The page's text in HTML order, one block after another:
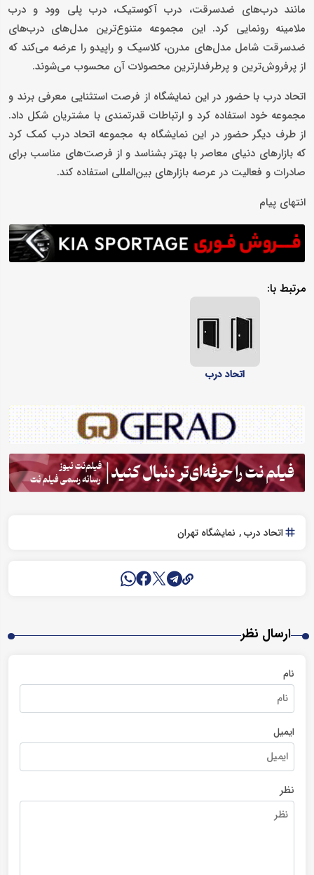
مانند درب‌های ضدسرقت، درب آکوستیک، درب پلی وود و درب
ملامینه رونمایی کرد. این مجموعه متنوع‌ترین مدل‌های درب‌های
ضدسرقت شامل مدل‌های مدرن، کلاسیک و راپیدو را عرضه می‌کند که
از پرفروش‌ترین و پرطرفدارترین محصولات آن محسوب می‌شوند.
اتحاد درب با حضور در این نمایشگاه از فرصت استثنایی معرفی برند و
مجموعه خود استفاده کرد و ارتباطات قدرتمندی با مشتریان شکل داد.
از طرف دیگر حضور در این نمایشگاه به مجموعه اتحاد درب کمک کرد
که بازارهای دنیای معاصر با بهتر بشناسد و از فرصت‌های مناسب برای
صادرات و فعالیت در عرصه بازارهای بین‌المللی استفاده کند.
انتهای پیام
مرتبط با:
اتحاد درب
اتحاد درب نمایشگاه تهران
ارسال نظر
نام
ایمیل
نظر